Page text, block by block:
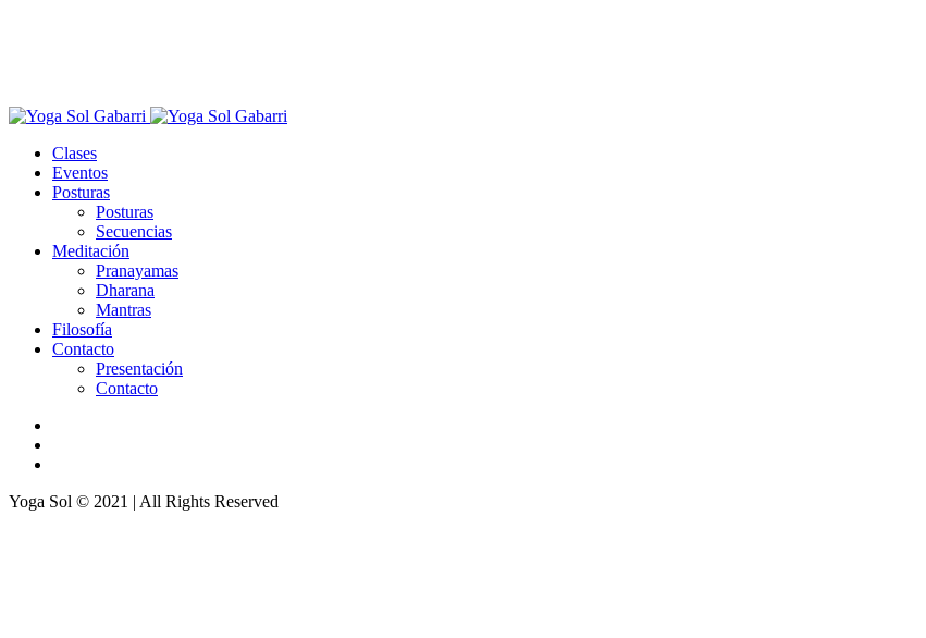
Clases
Eventos
Posturas
Posturas
Secuencias
Meditación
Pranayamas
Dharana
Mantras
Filosofía
Contacto
Presentación
Contacto
Yoga Sol © 2021 | All Rights Reserved